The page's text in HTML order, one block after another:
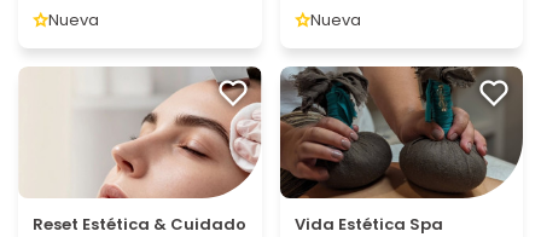
Nueva Nueva
Reset Estética & Cuidado Vida Estética Spa